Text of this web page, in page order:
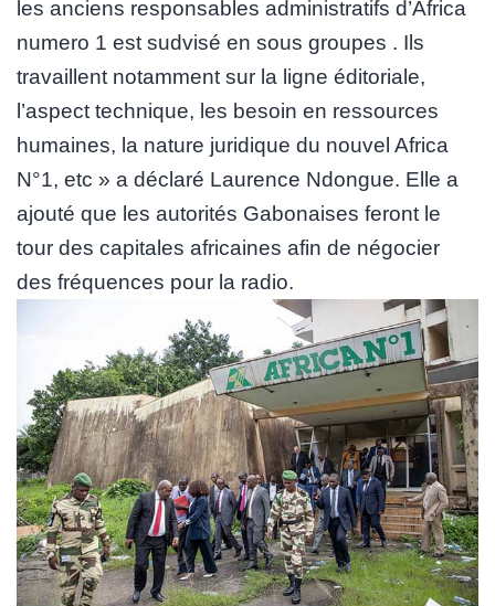
les anciens responsables administratifs d’Africa
numero 1 est sudvisé en sous groupes . Ils
travaillent notamment sur la ligne éditoriale,
l’aspect technique, les besoin en ressources
humaines, la nature juridique du nouvel Africa
N°1, etc » a déclaré Laurence Ndongue. Elle a
ajouté que les autorités Gabonaises feront le
tour des capitales africaines afin de négocier
des fréquences pour la radio.